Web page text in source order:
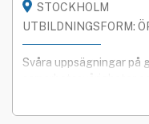
STOCKHOLM
UTBILDNINGSFORM:
Svåra uppsägningar på